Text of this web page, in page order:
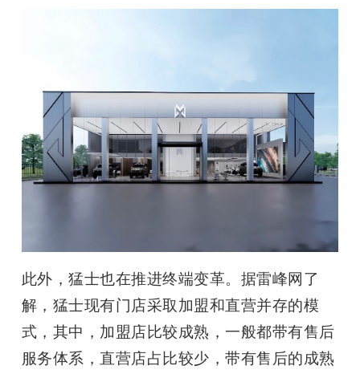
此外，猛士也在推进终端变革。据雷峰网了
解，猛士现有门店采取加盟和直营并存的模
式，其中，加盟店比较成熟，一般都带有售后
服务体系，直营店占比较少，带有售后的成熟